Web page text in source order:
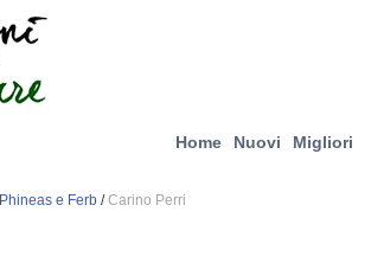
Home Nuovi Migliori
Phineas e Ferb /Carino Perri